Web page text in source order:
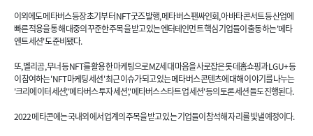
이외에도 메타버스 등장 초기부터 NFT 굿즈 발행, 메타버스 팬싸인회, 아바타 콘서트 등 산업에
빠른 적용을 통해 대중의 꾸준한 주목을 받고 있는 엔터테인먼트 핵심 기업들이 출동하는 '메타
엔트 세션'도 준비됐다.
또, 벨리곰, 무너 등 NFT를 활용한 마케팅으로 MZ세대 마음을 사로잡은 롯데홈쇼핑과 LG U+ 등
이 참여하는 'NFT 마케팅 세션' 최근 이슈가 되고 있는 메타버스 콘텐츠에 대해 이야기를 나누는
'크리에이터 세션', '메타버스 투자 세션', '메타버스 스타트업 세션' 등의 토론 세션들도 진행된다.
2022 메타콘에는 국내외에서 업계의 주목을 받고 있는 기업들이 참석해 자리를 빛낼 예정이다.